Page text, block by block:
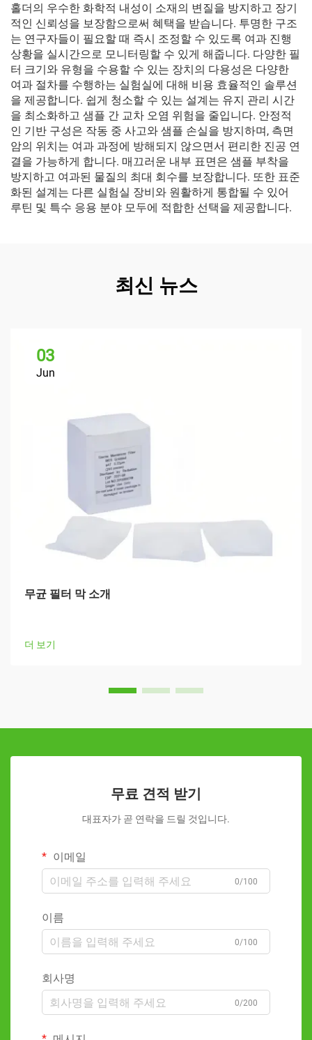
홀더의 우수한 화학적 내성이 소재의 변질을 방지하고 장기
적인 신뢰성을 보장함으로써 혜택을 받습니다. 투명한 구조
는 연구자들이 필요할 때 즉시 조정할 수 있도록 여과 진행
상황을 실시간으로 모니터링할 수 있게 해줍니다. 다양한 필
터 크기와 유형을 수용할 수 있는 장치의 다용성은 다양한
여과 절차를 수행하는 실험실에 대해 비용 효율적인 솔루션
을 제공합니다. 쉽게 청소할 수 있는 설계는 유지 관리 시간
을 최소화하고 샘플 간 교차 오염 위험을 줄입니다. 안정적
인 기반 구성은 작동 중 사고와 샘플 손실을 방지하며, 측면
암의 위치는 여과 과정에 방해되지 않으면서 편리한 진공 연
결을 가능하게 합니다. 매끄러운 내부 표면은 샘플 부착을
방지하고 여과된 물질의 최대 회수를 보장합니다. 또한 표준
화된 설계는 다른 실험실 장비와 원활하게 통합될 수 있어
루틴 및 특수 응용 분야 모두에 적합한 선택을 제공합니다.
최신 뉴스
03
Jun
무균 필터 막 소개
더 보기
무료 견적 받기
대표자가 곧 연락을 드릴 것입니다.
이메일
0/100
이름
0/100
회사명
0/200